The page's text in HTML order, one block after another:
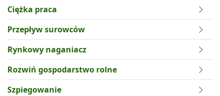
Ciężka praca
Przepływ surowców
Rynkowy naganiacz
Rozwiń gospodarstwo rolne
Szpiegowanie